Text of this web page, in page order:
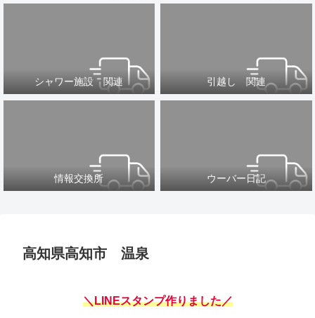
シャワー施設 関連 引越し 関連
情報交換所 ウーバー日記
高知県高知市 温泉
＼LINEスタンプ作りました／